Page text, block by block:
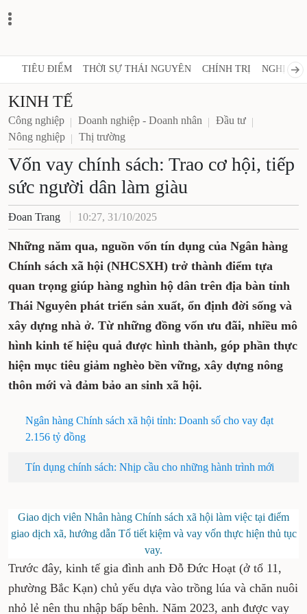
TIÊU ĐIỂM THỜI SỰ THÁI NGUYÊN CHÍNH TRỊ NGHỊ
KINH TẾ
Công nghiệp Doanh nghiệp - Doanh nhân
Đầu tư
Nông nghiệp
Thị trường
Vốn vay chính sách: Trao cơ hội, tiếp
sức người dân làm giàu
Đoan Trang 10:27, 31/10/2025
Những năm qua, nguồn vốn tín dụng của Ngân hàng
Chính sách xã hội (NHCSXH) trở thành điểm tựa
quan trọng giúp hàng nghìn hộ dân trên địa bàn tỉnh
Thái Nguyên phát triển sản xuất, ổn định đời sống và
xây dựng nhà ở. Từ những đồng vốn ưu đãi, nhiều mô
hình kinh tế hiệu quả được hình thành, góp phần thực
hiện mục tiêu giảm nghèo bền vững, xây dựng nông
thôn mới và đảm bảo an sinh xã hội.
Ngân hàng Chính sách xã hội tỉnh: Doanh số cho vay đạt
2.156 tỷ đồng
Tín dụng chính sách: Nhịp cầu cho những hành trình mới
Giao dịch viên Nhân hàng Chính sách xã hội làm việc tại điểm
giao dịch xã, hướng dẫn Tổ tiết kiệm và vay vốn thực hiện thủ tục
vay.
Trước đây, kinh tế gia đình anh Đỗ Đức Hoạt (ở tổ 11,
phường Bắc Kạn) chủ yếu dựa vào trồng lúa và chăn nuôi
nhỏ lẻ nên thu nhập bấp bênh. Năm 2023, anh được vay